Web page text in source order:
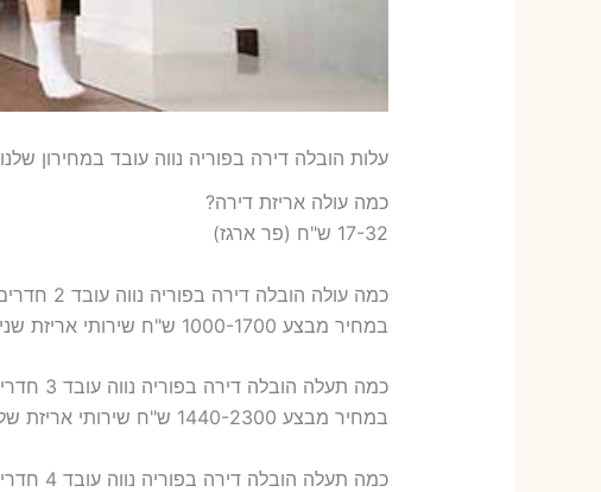
עלות הובלה דירה בפוריה נווה עובד במחירון שלנו
כמה עולה אריזת דירה​?
17-32 ש"ח (פר ארגז)
כמה עולה הובלה דירה בפוריה נווה עובד 2 חדרים פלוס עלות אריזת דירה ?
במחיר מבצע 1000-1700 ש"ח שירותי אריזת שני חדרים – 700-900 ש"ח
כמה תעלה הובלה דירה בפוריה נווה עובד 3 חדרים פלוס עלות אריזת דירה ?
במחיר מבצע 1440-2300 ש"ח שירותי אריזת שלושה חדרים – 1,000-1,200 ש"ח
כמה תעלה הובלה דירה בפוריה נווה עובד 4 חדרים פלוס עלות אריזת דירה ?